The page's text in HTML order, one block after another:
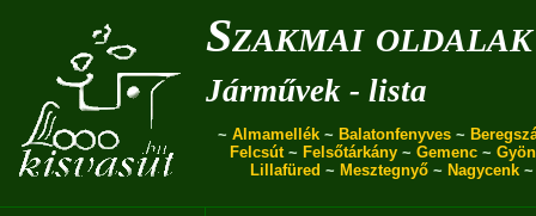
Szakmai oldalak
Járművek - lista
~ Almamellék ~ Balatonfenyves ~
Felcsút~ Felsőtárkány ~ Gemenc ~
Lillafüred ~ Mesztegnyő~ Nagycenk